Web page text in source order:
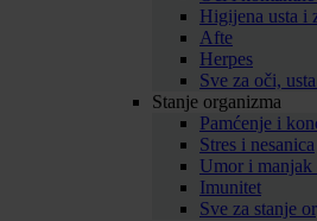
Higijena usta i
Afte
Herpes
Sve za oči,
Stanje organizma
Pamćenje i
Stres i nesanica
Umor i manjak
Imunitet
Sve za stanje